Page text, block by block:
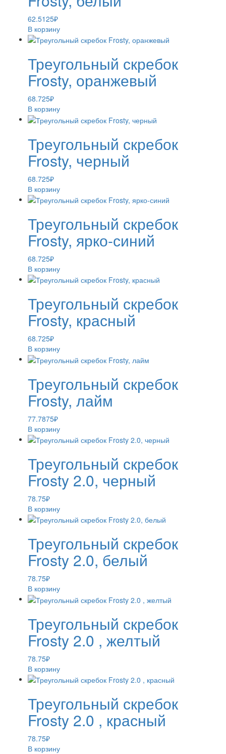
62.5125₽
В корзину
Треугольный скребок
Frosty, оранжевый
68.725₽
В корзину
Треугольный скребок
Frosty, черный
68.725₽
В корзину
Треугольный скребок
Frosty, ярко-синий
68.725₽
В корзину
Треугольный скребок
Frosty, красный
68.725₽
В корзину
Треугольный скребок
Frosty, лайм
77.7875₽
В корзину
Треугольный скребок
Frosty 2.0, черный
78.75₽
В корзину
Треугольный скребок
Frosty 2.0, белый
78.75₽
В корзину
Треугольный скребок
Frosty 2.0 , желтый
78.75₽
В корзину
Треугольный скребок
Frosty 2.0 , красный
78.75₽
В корзину